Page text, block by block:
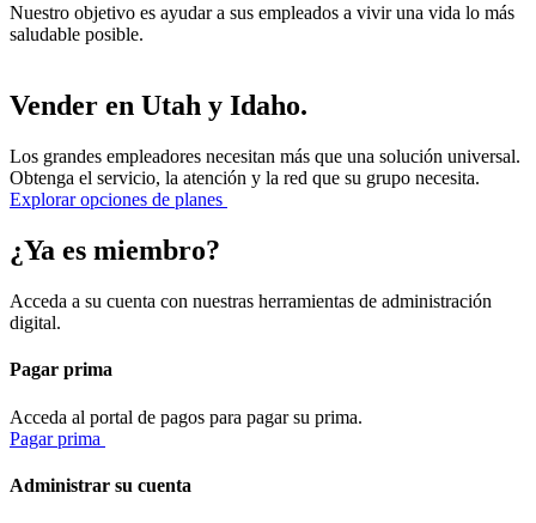
Nuestro objetivo es ayudar a sus empleados a vivir una vida lo más
saludable posible.
Vender en Utah y Idaho.
Los grandes empleadores necesitan más que una solución universal.
Obtenga el servicio, la atención y la red que su grupo necesita.
Explorar opciones de planes
¿Ya es miembro?
Acceda a su cuenta con nuestras herramientas de administración
digital.
Pagar prima
Acceda al portal de pagos para pagar su prima.
Pagar prima
Administrar su cuenta